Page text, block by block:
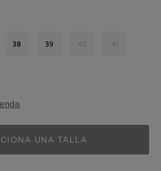
38 39 40 41
UNA TALLA